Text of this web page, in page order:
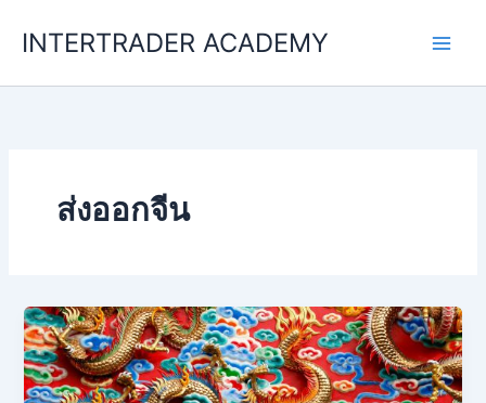
INTERTRADER ACADEMY
ส่งออกจีน